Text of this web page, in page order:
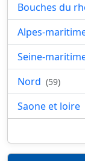
Bouches du
Alpes-
Seine-
Nord (59)
Saone et loire